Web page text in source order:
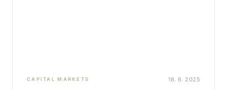
CAPITAL MARKETS 18. 6. 2025